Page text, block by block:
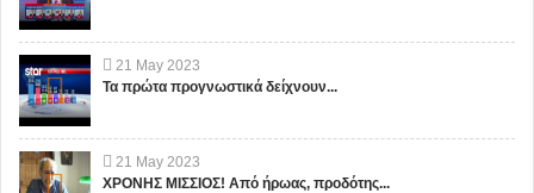
21 May 2023
Τα πρώτα προγνωστικά δείχνουν...
21 May 2023
ΧΡΟΝΗΣ ΜΙΣΣΙΟΣ! Από ήρωας, προδότης...